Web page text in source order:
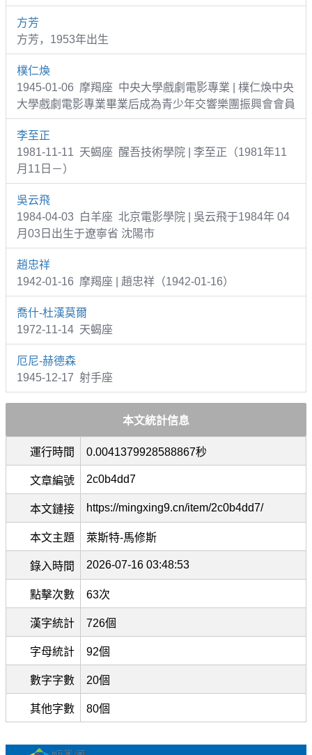
方芳
方芳，1953年出生
樸仁煥
1945-01-06 摩羯座 中央大學戲劇電影專業 | 樸仁煥中央
大學戲劇電影專業畢業后成為青少年交響樂團振興會會員
李至正
1981-11-11 天蝎座 醒吾技術學院 | 李至正（1981年11
月11日－）
吳云飛
1984-04-03 白羊座 北京電影學院 | 吳云飛于1984年 04
月03日出生于遼寧省 沈陽市
趙忠祥
1942-01-16 摩羯座 | 趙忠祥（1942-01-16）
喬什-杜漢莫爾
1972-11-14 天蝎座
厄尼-赫德森
1945-12-17 射手座
本文統計信息
運行時間 0.0041379928588867秒
文章編號 2c0b4dd7
本文鏈接 https://mingxing9.cn/item/2c0b4dd7/
本文主題 萊斯特-馬修斯
錄入時間 2026-07-16 03:48:53
點擊次數 63次
漢字統計 726個
字母統計 92個
數字字數 20個
其他字數 80個